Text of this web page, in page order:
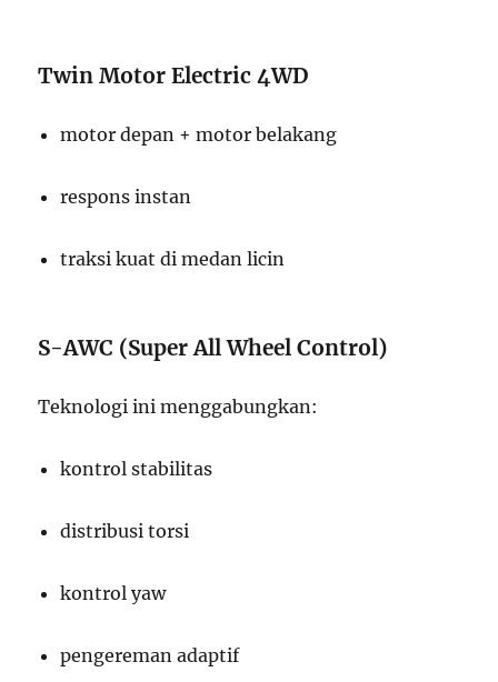
Twin Motor Electric 4WD
motor depan + motor belakang
respons instan
traksi kuat di medan licin
S-AWC (Super All Wheel Control)
Teknologi ini menggabungkan:
kontrol stabilitas
distribusi torsi
kontrol yaw
pengereman adaptif